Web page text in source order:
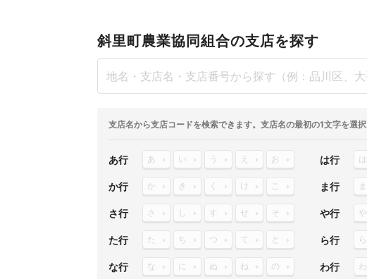
斜里町農業協同組合の支店を探す
支店名から支店コードを検索できます。支店名の最初の1文字を選択
あ行 あ い う え お
か行 か き く け こ
さ行 さ し す せ そ
た行 た ち つ て と
な行 な に ぬ ね の
は行 は
ま行 ま
や行 や
ら行 ら
わ行 わ